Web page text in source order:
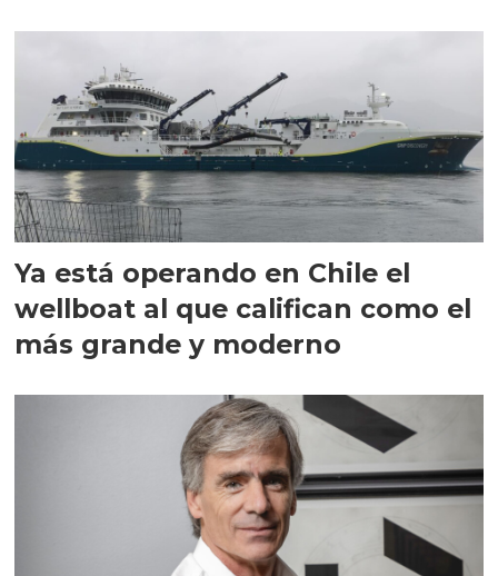
Ya está operando en Chile el
wellboat al que califican como el
más grande y moderno